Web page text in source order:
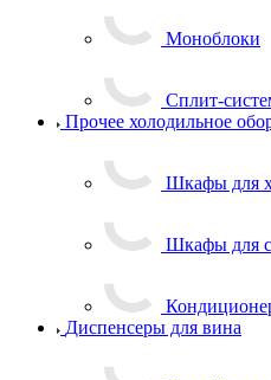
Моноблоки
Сплит-
Прочее холодильное
Шкафы для
Шкафы для
Диспенсеры для вина